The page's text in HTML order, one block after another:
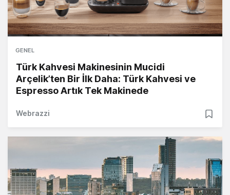
GENEL
Türk Kahvesi Makinesinin Mucidi
Arçelik’ten Bir İlk Daha: Türk Kahvesi ve
Espresso Artık Tek Makinede
Webrazzi